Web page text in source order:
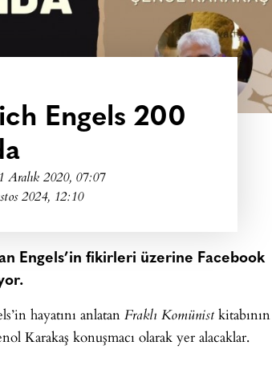
Engels 200
1 Aralık 2020, 07:07
2024, 12:10
Engels’in fikirleri üzerine Facebook
hayatını anlatan Fraklı Komünist kitabının
Karakaş konuşmacı olarak yer alacaklar.